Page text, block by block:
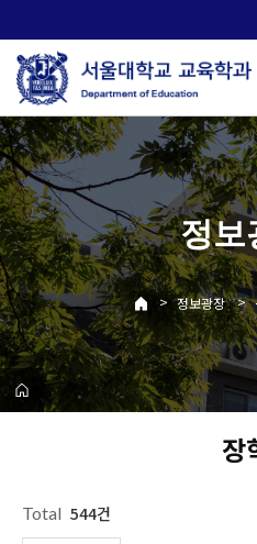
로
메
뉴
정보
> 정보광장 >
장
Total 544건